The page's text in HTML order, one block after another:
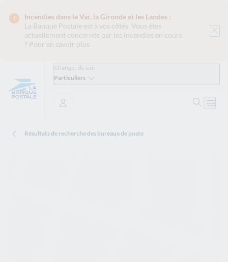
Incendies dans le Var, la Gironde et les Landes :
La Banque Postale est à vos côtés. Vous êtes
actuellement concernés par les incendies en cours
? Pour en savoir plus
Changer de site
Particuliers
Se connecter
Résultats de recherche des bureaux de poste